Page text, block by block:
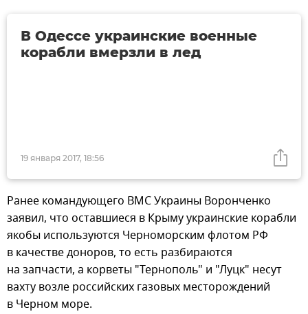
19 января 2017, 18:56
В Одессе украинские военные
корабли вмерзли в лед
Ранее командующего ВМС Украины Воронченко
заявил, что оставшиеся в Крыму украинские корабли
якобы используются Черноморским флотом РФ
в качестве доноров, то есть разбираются
на запчасти, а корветы "Тернополь" и "Луцк" несут
вахту возле российских газовых месторождений
в Черном море.